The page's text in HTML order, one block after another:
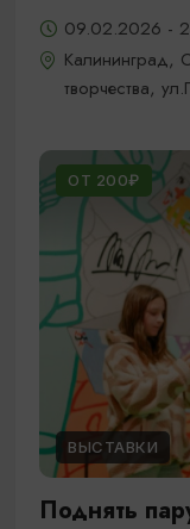
09.02.2026 -
Калининград,
творчества,
ОТ 200₽
ВЫСТАВКИ
Поднять